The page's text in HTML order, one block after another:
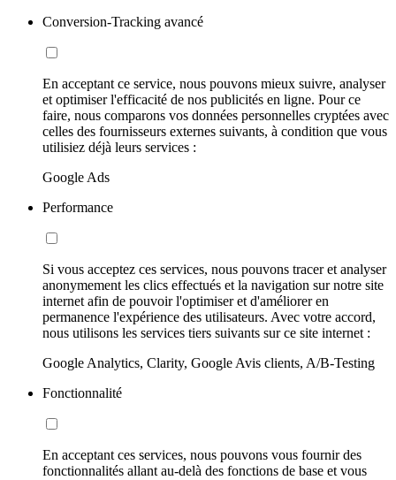
Conversion-Tracking avancé
En acceptant ce service, nous pouvons mieux suivre, analyser
et optimiser l'efficacité de nos publicités en ligne. Pour ce
faire, nous comparons vos données personnelles cryptées avec
celles des fournisseurs externes suivants, à condition que vous
utilisiez déjà leurs services :
Google Ads
Performance
Si vous acceptez ces services, nous pouvons tracer et analyser
anonymement les clics effectués et la navigation sur notre site
internet afin de pouvoir l'optimiser et d'améliorer en
permanence l'expérience des utilisateurs. Avec votre accord,
nous utilisons les services tiers suivants sur ce site internet :
Google Analytics, Clarity, Google Avis clients, A/B-Testing
Fonctionnalité
En acceptant ces services, nous pouvons vous fournir des
fonctionnalités allant au-delà des fonctions de base et vous